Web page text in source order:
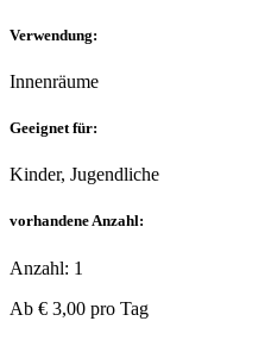
Verwendung:
Innenräume
Geeignet für:
Kinder, Jugendliche
vorhandene Anzahl:
Anzahl: 1
Ab € 3,00 pro Tag